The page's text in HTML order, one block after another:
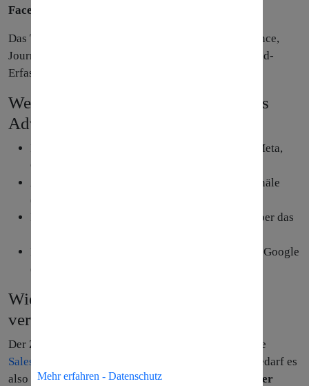
Mehr erfahren - Datenschutz
Facebook und Google Ads
Das Tool besteht aus drei Teilen: Advertising Audience,
Journey Builder ADversiting und Lead Capture (Lead-
Erfassung).
Welche Vorteile & Features bietet das
Advertising Studio?
Integration vieler digitaler Werbekanäle (z.B. Meta,
Google, LinkedIn, Twitter, Pinterest)
Ansprache passender Zielgruppen über alle Kanäle
(Audience Studio)
Integration organischer Social Media Kanäle über das
Erfassung von Leads direkt über Facebook und Google
(Leadanzeigen)
Wie kann das Advertising Studio
verwendet werden?
Der Zugang zum
erfolgt über die
Salesforce
Marketing Cloud. Für die Verwendung bedarf es
also einer passenden Lizenz –Preise und Bundles der